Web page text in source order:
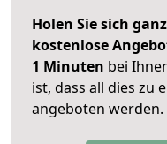
Holen Sie sich
kostenlose
1 Minuten bei
ist, dass all dies zu
angeboten werden.